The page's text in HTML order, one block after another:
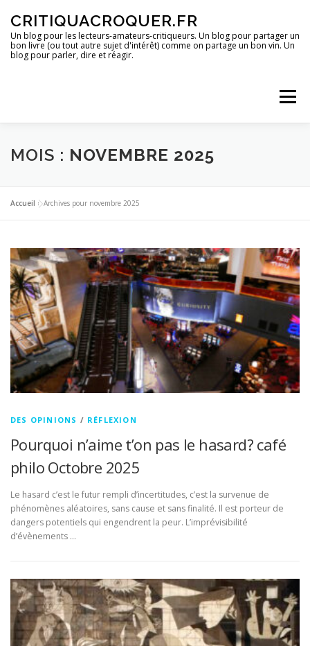
contenu
CRITIQUACROQUER.FR
Un blog pour les lecteurs-amateurs-critiqueurs. Un blog pour partager un
bon livre (ou tout autre sujet d'intérêt) comme on partage un bon vin. Un
blog pour parler, dire et réagir.
Menu
ACCUEIL UN BLOG ? DES LIVRES
DES IMAGES DES SPECTACLES
DES BONS PLANS
MOIS : NOVEMBRE 2025
Accueil »Archives pour novembre 2025
DES OPINIONS / RÉFLEXION
Pourquoi n’aime t’on pas le hasard? café
philo Octobre 2025
Le hasard c’est le futur rempli d’incertitudes, c’est la survenue de
phénomènes aléatoires, sans cause et sans finalité. Il est porteur de
dangers potentiels qui engendrent la peur. L’imprévisibilité
d’évènements …